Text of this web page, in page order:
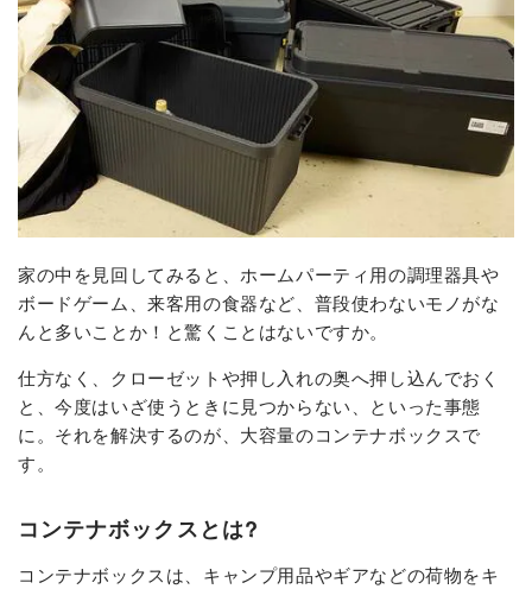
家の中を見回してみると、ホームパーティ用の調理器具や
ボードゲーム、来客用の食器など、普段使わないモノがな
んと多いことか！と驚くことはないですか。
仕方なく、クローゼットや押し入れの奥へ押し込んでおく
と、今度はいざ使うときに見つからない、といった事態
に。それを解決するのが、大容量のコンテナボックスで
す。
コンテナボックスとは?
コンテナボックスは、キャンプ用品やギアなどの荷物をキ